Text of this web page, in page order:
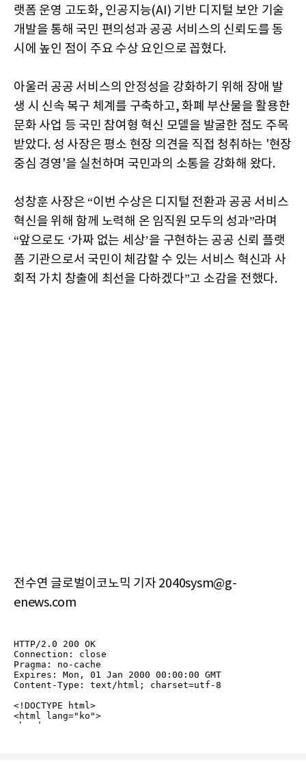
랫폼 운영 고도화, 인공지능(AI) 기반 디지털 보안 기술
개발을 통해 국민 편의성과 공공 서비스의 신뢰도를 동
시에 높인 점이 주요 수상 요인으로 꼽혔다.
아울러 공공 서비스의 안정성을 강화하기 위해 장애 발
생 시 신속 복구 체계를 구축하고, 화폐 부산물을 활용한
문화 사업 등 국민 참여형 혁신 모델을 발굴한 점도 주목
받았다. 성 사장은 평소 현장 의견을 직접 청취하는 '현장
중심 경영'을 실천하며 국민과의 소통을 강화해 왔다.
성창훈 사장은 “이번 수상은 디지털 전환과 공공 서비스
혁신을 위해 함께 노력해 온 임직원 모두의 성과”라며
“앞으로도 ‘가짜 없는 세상’을 구현하는 공공 신뢰 플랫
폼 기관으로서 국민이 체감할 수 있는 서비스 혁신과 사
회적 가치 창출에 최선을 다하겠다”고 소감을 전했다.
전수연 글로벌이코노믹 기자 2040sysm@g-
enews.com